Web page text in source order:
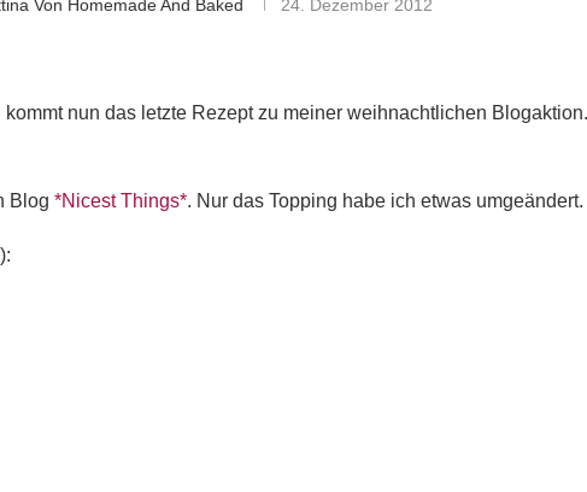
Von Homemade And Baked 24. Dezember 2012
nun das letzte Rezept zu meiner weihnachtlichen
Blog *Nicest Things*. Nur das Topping habe ich etwas umgeändert.